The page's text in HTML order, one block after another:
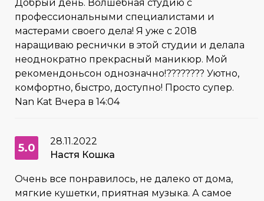
Добрый день. Волшебная студию с
профессиональными специалистами и
мастерами своего дела! Я уже с 2018
наращиваю реснички в этой студии и делала
неоднократно прекрасный маникюр. Мой
рекомендоньсон однозначно!???????? Уютно,
комфортно, быстро, доступно! Просто супер.
Nan Kat Вчера в 14:04
5.0
28.11.2022
Настя Кошка
Очень все понравилось, не далеко от дома,
мягкие кушетки, приятная музыка. А самое